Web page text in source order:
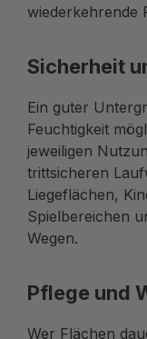
wiederkehrende
Sicherheit
Ein guter
Feuchtigkeit
jeweiligen
trittsicheren
Liegeflächen,
Spielbereichen
Wegen.
Pflege und
Wer Flächen